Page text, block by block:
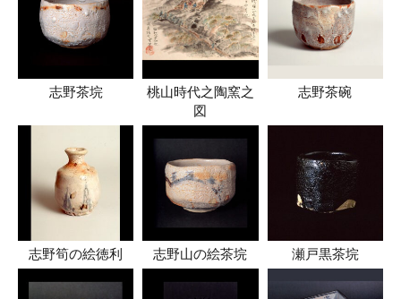
志野茶垸
桃山時代之陶窯之
図
志野茶碗
志野筍の絵徳利 志野山の絵茶垸 瀬戸黒茶垸